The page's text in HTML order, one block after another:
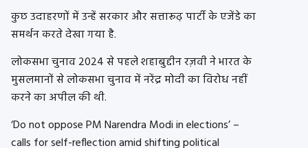
कुछ उदाहरणों में उन्हें सरकार और सत्तारूढ़ पार्टी के एजेंडे का
समर्थन करते देखा गया है.
लोकसभा चुनाव 2024 से पहले शहाबुद्दीन रज़वी ने भारत के
मुसलमानों से लोकसभा चुनाव में नरेंद्र मोदी का विरोध नहीं
करने का अपील की थी.
‘Do not oppose PM Narendra Modi in elections’ –
calls for self-reflection amid shifting political